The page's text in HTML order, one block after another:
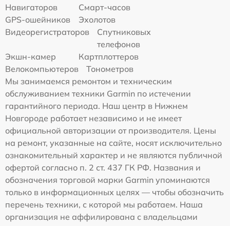
Навигаторов
Смарт-часов
GPS-ошейников
Эхолотов
Видеорегистраторов
Спутниковых
телефонов
Экшн-камер
Картплоттеров
Велокомпьютеров
Тонометров
Мы занимаемся ремонтом и техническим
обслуживанием техники Garmin по истечении
гарантийного периода. Наш центр в Нижнем
Новгороде работает независимо и не имеет
официальной авторизации от производителя. Цены
на ремонт, указанные на сайте, носят исключительно
ознакомительный характер и не являются публичной
офертой согласно п. 2 ст. 437 ГК РФ. Названия и
обозначения торговой марки Garmin упоминаются
только в информационных целях — чтобы обозначить
перечень техники, с которой мы работаем. Наша
организация не аффилирована с владельцами